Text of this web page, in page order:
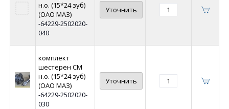
н.о. (15*24 зуб)
(ОАО МАЗ)
-64229-2502020-
040
Уточнить
комплект
шестерен СМ
н.о. (15*24 зуб)
(ОАО МАЗ)
-64229-2502020-
030
Уточнить